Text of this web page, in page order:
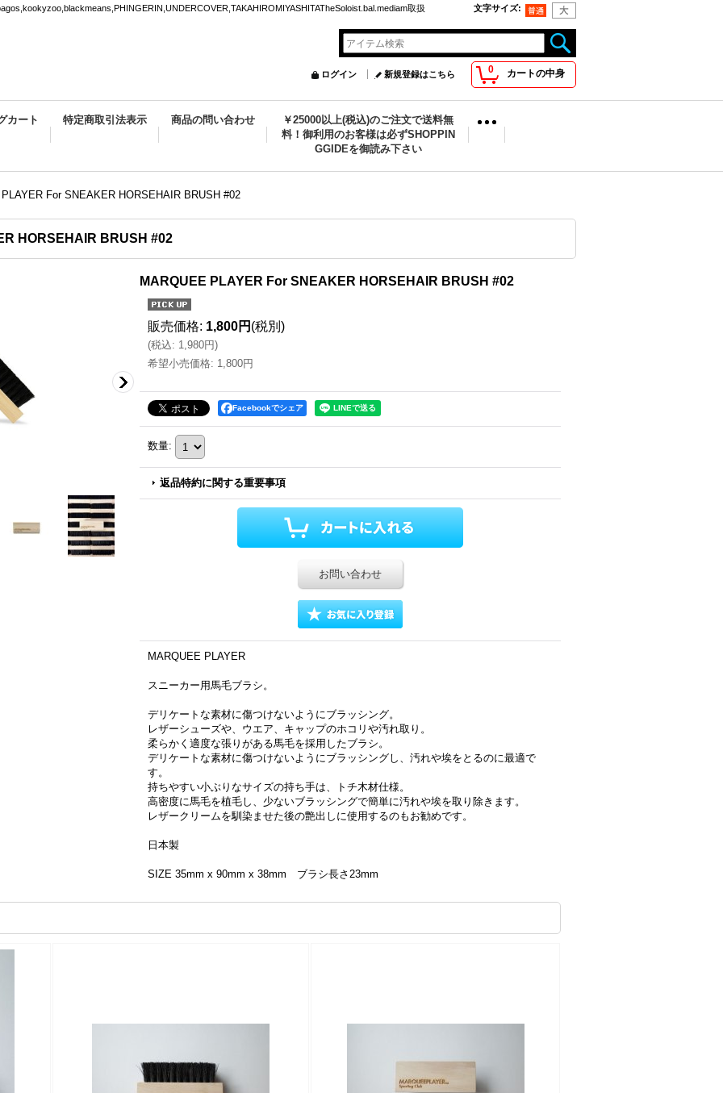
取扱 文字サイズ:
0 カートの中身
ログイン 新規登録はこちら
カート 特定商取引法表示 商品の問い合わせ
￥25000以上(税込)のご注文で送料無
料！御利用のお客様は必ずSHOPPIN
GGIDEを御読み下さい
For SNEAKER HORSEHAIR BRUSH #02
HORSEHAIR BRUSH #02
MARQUEE PLAYER For SNEAKER HORSEHAIR BRUSH #02
販売価格: 1,800円 (税別)
(税込: 1,980円)
希望小売価格: 1,800円
Facebookでシェア
数量:
返品特約に関する重要事項
お問い合わせ
MARQUEE PLAYER
スニーカー用馬毛ブラシ。
デリケートな素材に傷つけないようにブラッシング。
レザーシューズや、ウエア、キャップのホコリや汚れ取り。
柔らかく適度な張りがある馬毛を採用したブラシ。
デリケートな素材に傷つけないようにブラッシングし、汚れや埃をとるのに最適で
す。
持ちやすい小ぶりなサイズの持ち手は、トチ木材仕様。
高密度に馬毛を植毛し、少ないブラッシングで簡単に汚れや埃を取り除きます。
レザークリームを馴染ませた後の艶出しに使用するのもお勧めです。
日本製
SIZE 35mm x 90mm x 38mm ブラシ長さ23mm